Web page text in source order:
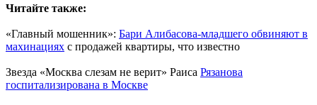
Читайте также:
«Главный мошенник»: Бари Алибасова-младшего обвиняют в
махинациях с продажей квартиры, что известно
Звезда «Москва слезам не верит» Раиса Рязанова
госпитализирована в Москве